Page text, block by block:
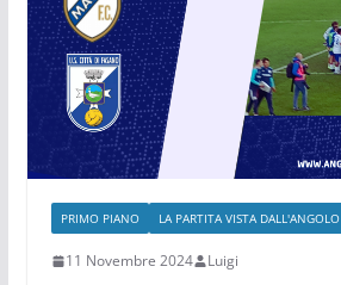
PRIMO PIANO LA PARTITA VISTA DALL'ANGOLO
11 Novembre 2024 Luigi